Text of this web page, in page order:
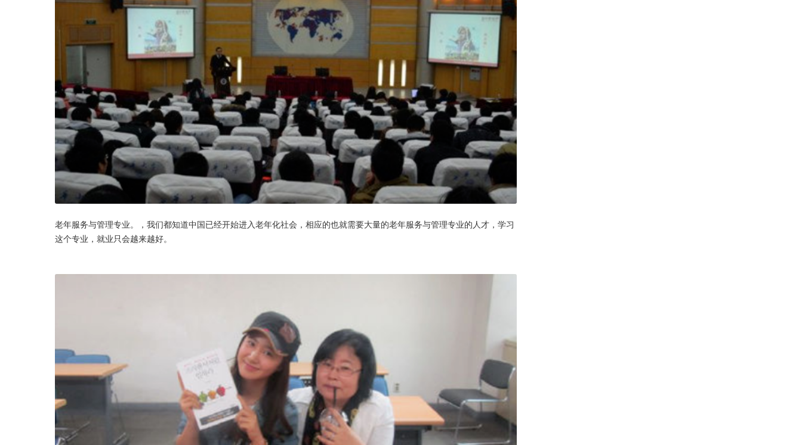
老年服务与管理专业。，我们都知道中国已经开始进入老年化社会，相应的也就需要大量的老年服务与管理专业的人才，学习
这个专业，就业只会越来越好。